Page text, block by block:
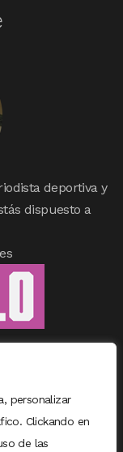
personalizar
Clickando en
de las
deportiva y
dispuesto a